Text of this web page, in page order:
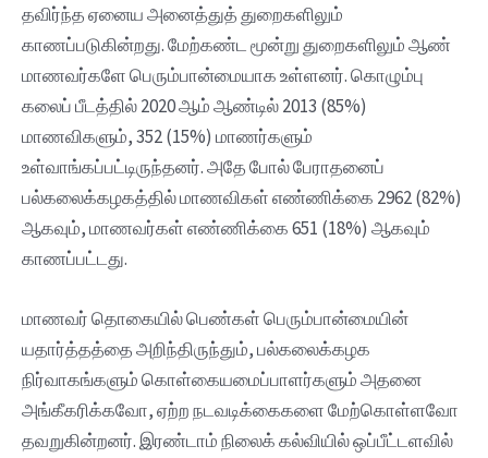
தவிர்ந்த ஏனைய அனைத்துத் துறைகளிலும்
காணப்படுகின்றது. மேற்கண்ட மூன்று துறைகளிலும் ஆண்
மாணவர்களே பெரும்பான்மையாக உள்ளனர். கொழும்பு
கலைப் பீடத்தில் 2020 ஆம் ஆண்டில் 2013 (85%)
மாணவிகளும், 352 (15%) மாணர்களும்
உள்வாங்கப்பட்டிருந்தனர். அதே போல் பேராதனைப்
பல்கலைக்கழகத்தில் மாணவிகள் எண்ணிக்கை 2962 (82%)
ஆகவும், மாணவர்கள் எண்ணிக்கை 651 (18%) ஆகவும்
காணப்பட்டது.
மாணவர் தொகையில் பெண்கள் பெரும்பான்மையின்
யதார்த்தத்தை அறிந்திருந்தும், பல்கலைக்கழக
நிர்வாகங்களும் கொள்கையமைப்பாளர்களும் அதனை
அங்கீகரிக்கவோ, ஏற்ற நடவடிக்கைகளை மேற்கொள்ளவோ
தவறுகின்றனர். இரண்டாம் நிலைக் கல்வியில் ஒப்பீட்டளவில்